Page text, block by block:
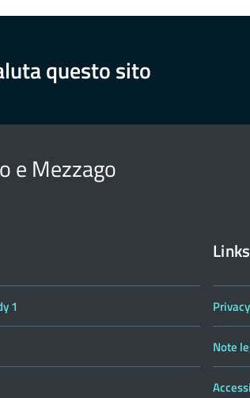
questo sito
e Mezzago
1
Links
Privacy
Note